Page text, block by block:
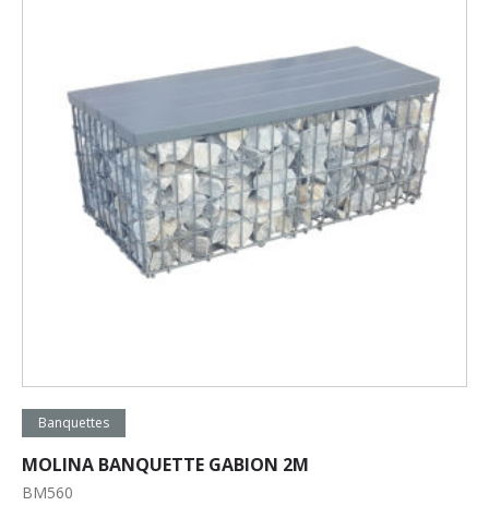
Lire la suite
Banquettes
MOLINA BANQUETTE GABION 2M
BM560